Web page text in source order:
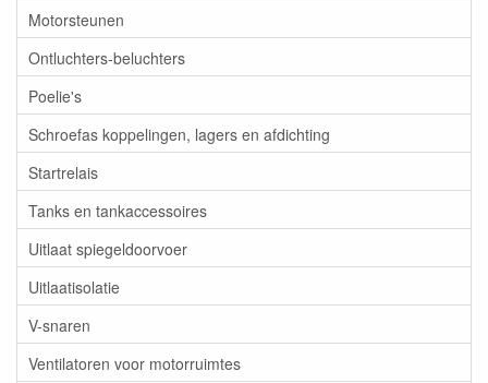
Motorsteunen
Ontluchters-beluchters
Poelie's
Schroefas koppelingen, lagers en afdichting
Startrelais
Tanks en tankaccessoires
Uitlaat spiegeldoorvoer
Uitlaatisolatie
V-snaren
Ventilatoren voor motorruimtes